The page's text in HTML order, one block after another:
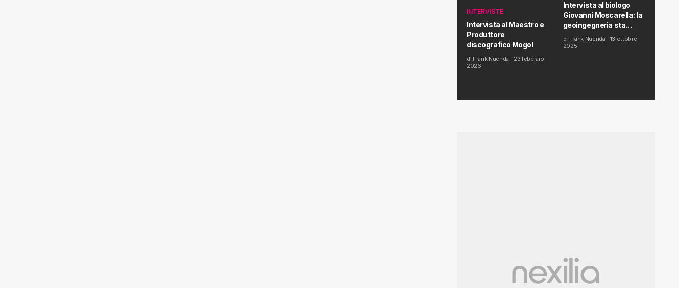
INTERVISTE
Intervista al Maestro e
Produttore
discografico Mogol
di Frank Nuenda - 23 febbraio
2026
Intervista al biologo
Giovanni Moscarella: la
geoingegneria sta
modificando il clima e la
salute dell’uomo
di Frank Nuenda - 13 ottobre
2025